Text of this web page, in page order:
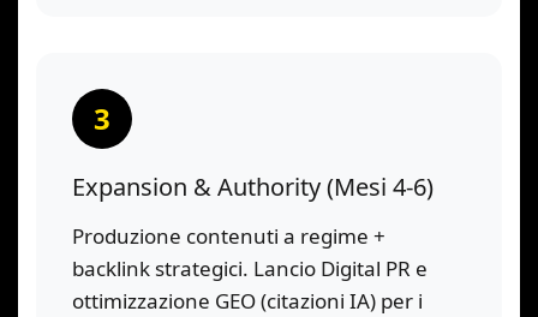
3
Expansion & Authority (Mesi 4-6)
Produzione contenuti a regime +
backlink strategici. Lancio Digital PR e
ottimizzazione GEO (citazioni IA) per i